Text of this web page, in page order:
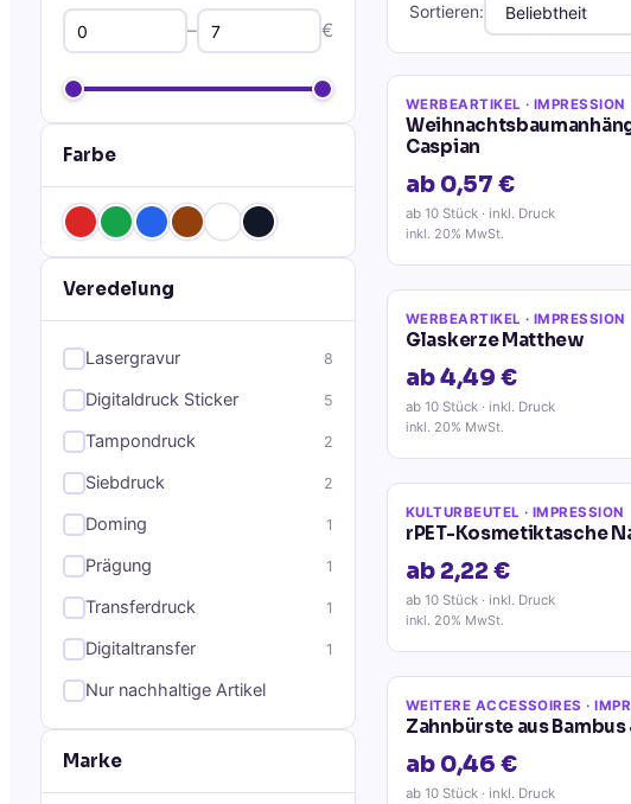
– €
Farbe
Veredelung
Lasergravur 8
Digitaldruck Sticker 5
Tampondruck 2
Siebdruck 2
Doming 1
Prägung 1
Transferdruck 1
Digitaltransfer 1
Nur nachhaltige Artikel
Marke
Sortieren:
WERBEARTIKEL · IMPRESSION
Caspian
ab 0,57 €
ab 10 Stück · inkl. Druck
inkl. 20% MwSt.
WERBEARTIKEL · IMPRESSION
Glaskerze Matthew
ab 4,49 €
ab 10 Stück · inkl. Druck
inkl. 20% MwSt.
KULTURBEUTEL · IMPRESSION
rPET-Kosmetiktasche
ab 2,22 €
ab 10 Stück · inkl. Druck
inkl. 20% MwSt.
WEITERE ACCESSOIRES ·
Zahnbürste aus Bambus
ab 0,46 €
ab 10 Stück · inkl. Druck